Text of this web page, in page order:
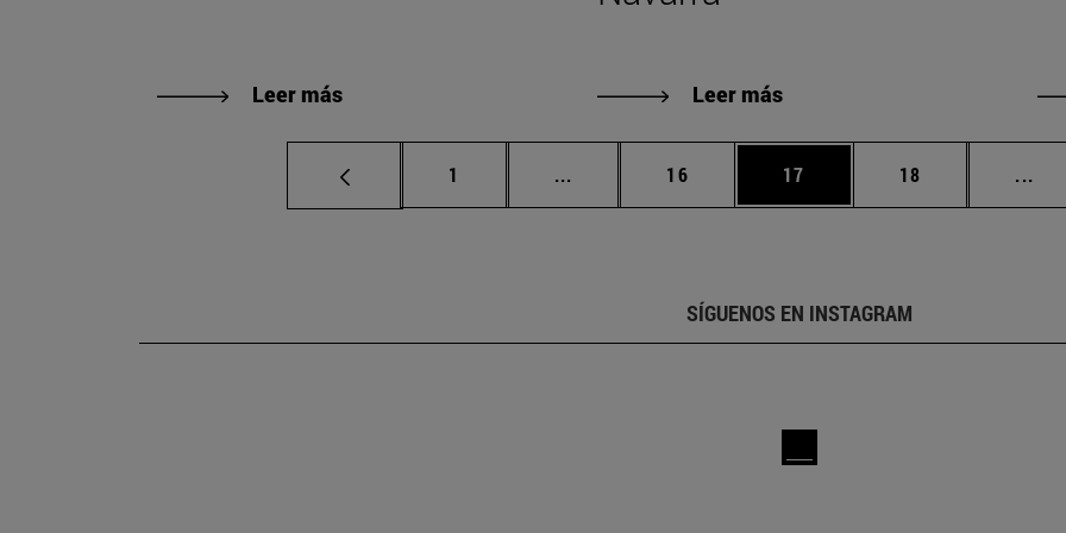
Leer más Leer más
Página
1 ... Páginas intermedias Use TAB para desplazarse.
Página
16 Página
17 Página
18 ...
SÍGUENOS EN INSTAGRAM